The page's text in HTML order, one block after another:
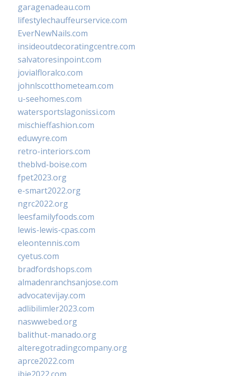
garagenadeau.com
lifestylechauffeurservice.com
EverNewNails.com
insideoutdecoratingcentre.com
salvatoresinpoint.com
jovialfloralco.com
johnlscotthometeam.com
u-seehomes.com
watersportslagonissi.com
mischieffashion.com
eduwyre.com
retro-interiors.com
theblvd-boise.com
fpet2023.org
e-smart2022.org
ngrc2022.org
leesfamilyfoods.com
lewis-lewis-cpas.com
eleontennis.com
cyetus.com
bradfordshops.com
almadenranchsanjose.com
advocatevijay.com
adlibilimler2023.com
naswwebed.org
balithut-manado.org
alteregotradingcompany.org
aprce2022.com